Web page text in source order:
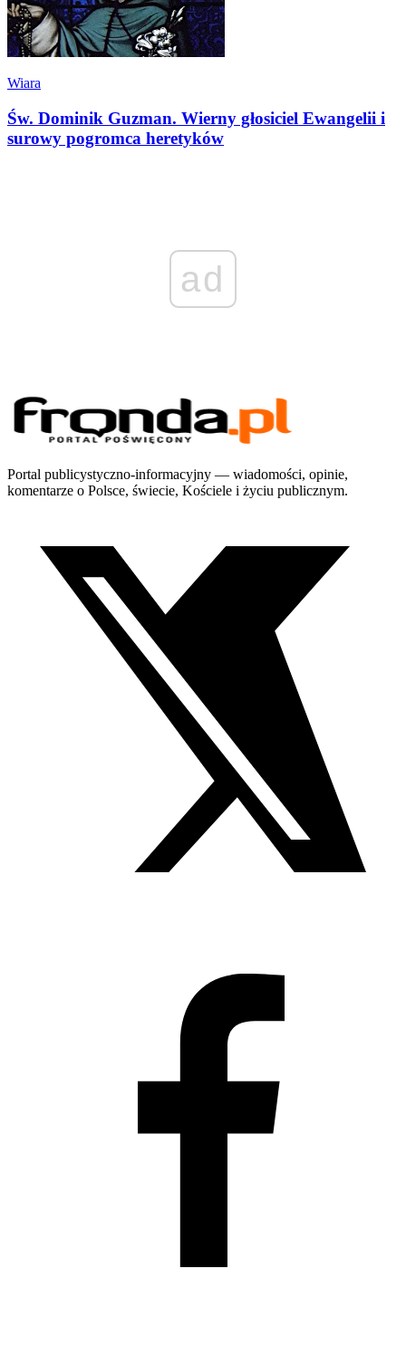
Wiara
Św. Dominik Guzman. Wierny głosiciel Ewangelii i
surowy pogromca heretyków
ad
Portal publicystyczno-informacyjny — wiadomości, opinie,
komentarze o Polsce, świecie, Kościele i życiu publicznym.